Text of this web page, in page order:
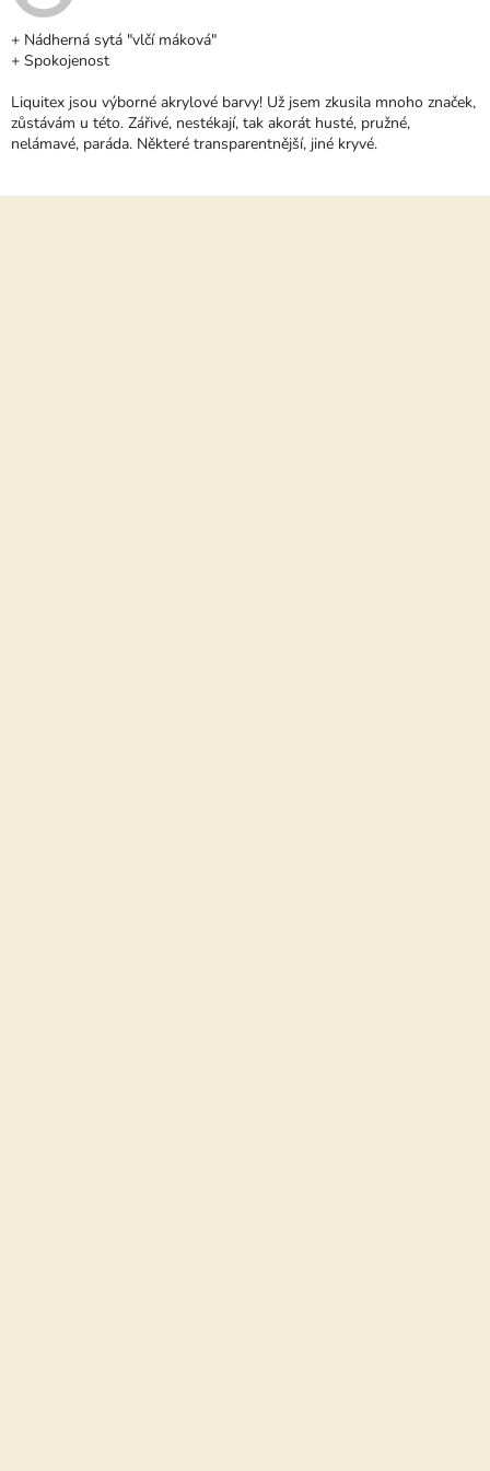
S
O
D
N
O
C
Í
+ Nádherná sytá "vlčí máková"
+ Spokojenost
Liquitex jsou výborné akrylové barvy! Už jsem zkusila mnoho značek,
zůstávám u této. Zářivé, nestékají, tak akorát husté, pružné,
nelámavé, paráda. Některé transparentnější, jiné kryvé.